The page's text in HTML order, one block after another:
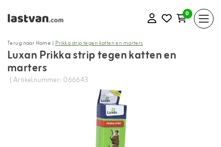
0
Terug naar Home |Prikka strip tegen katten en marters
Luxan Prikka strip tegen katten en
marters
| Artikelnummer: 066643